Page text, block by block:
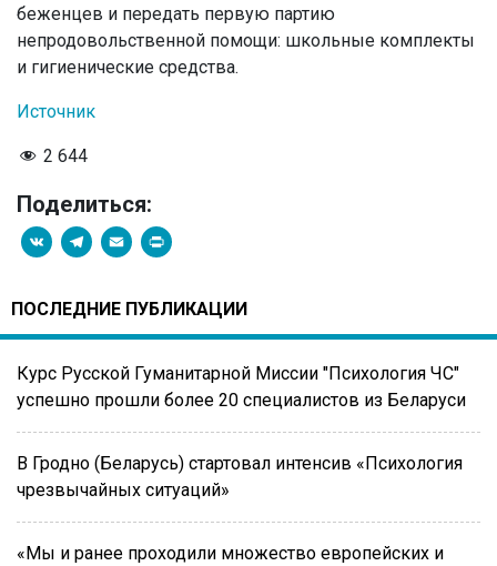
беженцев и передать первую партию
непродовольственной помощи: школьные комплекты
и гигиенические средства.
Источник
2 644
Поделиться:
VK Telegram
Email
ПОСЛЕДНИЕ ПУБЛИКАЦИИ
Курс Русской Гуманитарной Миссии "Психология ЧС"
успешно прошли более 20 специалистов из Беларуси
В Гродно (Беларусь) стартовал интенсив «Психология
чрезвычайных ситуаций»
«Мы и ранее проходили множество европейских и